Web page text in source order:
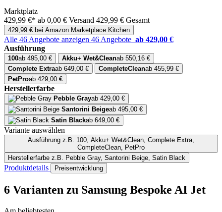
Marktplatz
429,99 €* ab 0,00 € Versand 429,99 € Gesamt
429,99 € bei Amazon Marketplace Kitchen
Alle 46 Angebote anzeigen 46 Angebote ab 429,00 €
Ausführung
100ab 495,00 € Akku+ Wet&Cleanab 550,16 €
Complete Extraab 649,00 € CompleteCleanab 455,99 €
PetProab 429,00 €
Herstellerfarbe
Pebble Grayab 429,00 €
Santorini Beigeab 495,00 €
Satin Blackab 649,00 €
Variante auswählen
Ausführung
CompleteClean, PetPro
Herstellerfarbe z.B. Pebble Gray, Santorini Beige, Satin Black
Produktdetails Preisentwicklung
6 Varianten zu Samsung Bespoke AI Jet